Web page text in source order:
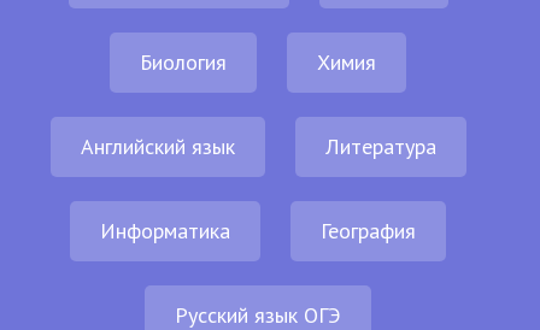
Биология Химия
Английский язык Литература
Информатика География
Русский язык ОГЭ